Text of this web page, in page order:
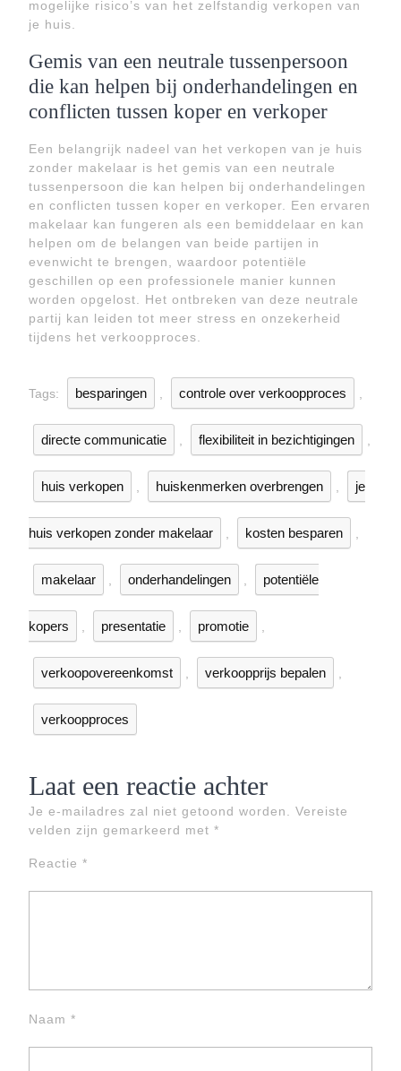
mogelijke risico’s van het zelfstandig verkopen van
je huis.
Gemis van een neutrale tussenpersoon
die kan helpen bij onderhandelingen en
conflicten tussen koper en verkoper
Een belangrijk nadeel van het verkopen van je huis
zonder makelaar is het gemis van een neutrale
tussenpersoon die kan helpen bij onderhandelingen
en conflicten tussen koper en verkoper. Een ervaren
makelaar kan fungeren als een bemiddelaar en kan
helpen om de belangen van beide partijen in
evenwicht te brengen, waardoor potentiële
geschillen op een professionele manier kunnen
worden opgelost. Het ontbreken van deze neutrale
partij kan leiden tot meer stress en onzekerheid
tijdens het verkoopproces.
Tags: besparingen controle over verkoopproces
directe communicatie flexibiliteit in bezichtigingen
huis verkopen huiskenmerken overbrengen je
huis verkopen zonder makelaar kosten besparen
makelaar onderhandelingen potentiële
kopers presentatie promotie
verkoopovereenkomst verkoopprijs bepalen
verkoopproces
Laat een reactie achter
Je e-mailadres zal niet getoond worden.
Vereiste
velden zijn gemarkeerd met *
Reactie *
Naam *